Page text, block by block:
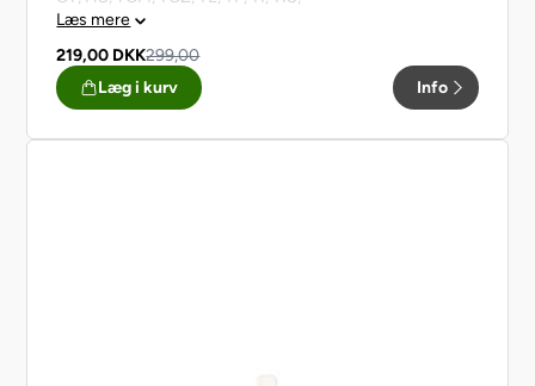
TIG, TP, TQ
Brita Intenza vandfilter, skift dit vandfilter ud og
forlæng levetiden på din kaffemaskine samt sikre
Læs mere
219,00 DKK299,00
Læg i kurv
Info